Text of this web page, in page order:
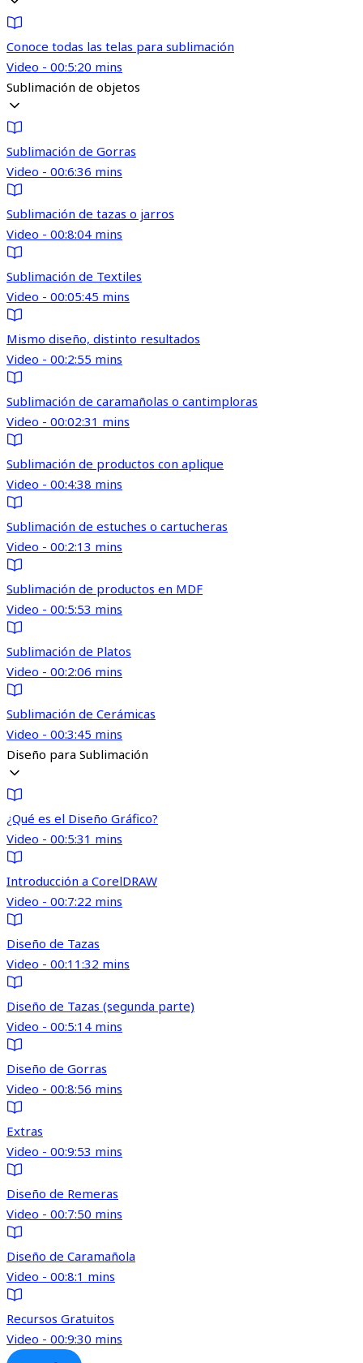
Conoce todas las telas para sublimación
Video - 00:5:20 mins
Sublimación de objetos
Sublimación de Gorras
Video - 00:6:36 mins
Sublimación de tazas o jarros
Video - 00:8:04 mins
Sublimación de Textiles
Video - 00:05:45 mins
Mismo diseño, distinto resultados
Video - 00:2:55 mins
Sublimación de caramañolas o cantimploras
Video - 00:02:31 mins
Sublimación de productos con aplique
Video - 00:4:38 mins
Sublimación de estuches o cartucheras
Video - 00:2:13 mins
Sublimación de productos en MDF
Video - 00:5:53 mins
Sublimación de Platos
Video - 00:2:06 mins
Sublimación de Cerámicas
Video - 00:3:45 mins
Diseño para Sublimación
¿Qué es el Diseño Gráfico?
Video - 00:5:31 mins
Introducción a CorelDRAW
Video - 00:7:22 mins
Diseño de Tazas
Video - 00:11:32 mins
Diseño de Tazas (segunda parte)
Video - 00:5:14 mins
Diseño de Gorras
Video - 00:8:56 mins
Extras
Video - 00:9:53 mins
Diseño de Remeras
Video - 00:7:50 mins
Diseño de Caramañola
Video - 00:8:1 mins
Recursos Gratuitos
Video - 00:9:30 mins